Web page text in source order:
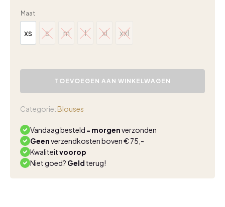
Maat
xs
xs
s
s
m
m
l
l
xl
xl
xxl
xxl
Lady
off
aantal
TOEVOEGEN AAN WINKELWAGEN
Categorie: Blouses
Vandaag besteld = morgenverzonden
Geenverzendkosten boven € 75,-
Kwaliteitvoorop
Niet goed? Geld terug!